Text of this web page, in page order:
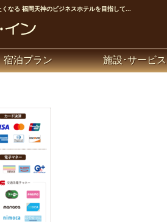
なる 福岡天神のビジネスホテルを目指して...
宿泊プラン 施設･サービス